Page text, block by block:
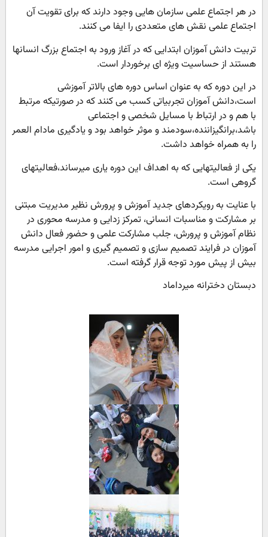
در هر اجتماع علمی سازمان هایی وجود دارند که برای تقویت آن
اجتماع علمی نقش های متعددی را ایفا می کنند.
تربیت دانش آموزان ابتدایی که در آغاز ورود به اجتماع بزرگ انسانها
هستند از حساسیت ویژه ای برخوردار است.
در این دوره که به عنوان اساس دوره های بالاتر آموزشی
است،دانش آموزان تجربیاتی کسب می کنند که در صورتیکه مرتبط
با هم و در ارتباط با مسایل شخصی و اجتماعی
باشد،برانگیزاننده،سودمند و موثر خواهد بود و یادگیری مادام العمر
را به همراه خواهد داشت.
یکی از فعالیتهایی که به اهداف این دوره یاری میرساند،فعالیتهای
گروهی است.
با عنایت به رویکردهای جدید آموزش و پرورش نظیر مدیریت مبتنی
بر مشارکت و مناسبات انسانی، تمرکز زدایی و مدرسه محوری در
نظام آموزش و پرورش، جلب مشارکت علمی و حضور فعال دانش
آموزان در فرایند تصمیم سازی و تصمیم گیری و امور اجرایی مدرسه
بیش از پیش مورد توجه قرار گرفته است.
دبستان دخترانه میرداماد